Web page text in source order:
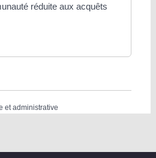
réduite aux acquêts
et administrative